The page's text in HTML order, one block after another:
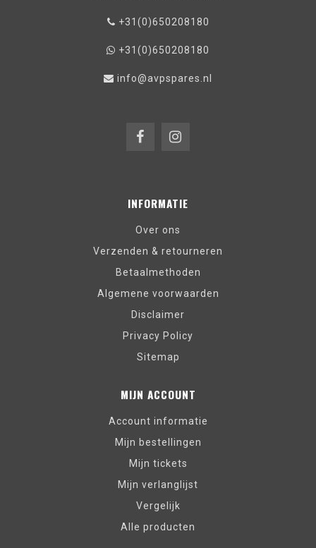
+31(0)650208180
+31(0)650208180
info@avpspares.nl
INFORMATIE
Over ons
Verzenden & retourneren
Betaalmethoden
Algemene voorwaarden
Disclaimer
Privacy Policy
Sitemap
MIJN ACCOUNT
Account informatie
Mijn bestellingen
Mijn tickets
Mijn verlanglijst
Vergelijk
Alle producten